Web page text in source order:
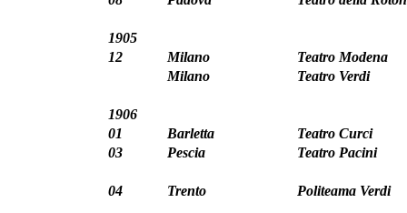
1905
12
Milano
Teatro Modena
Milano
Teatro Verdi
1906
01
Barletta
Teatro Curci
03
Pescia Teatro Pacini
04 Trento Politeama Verdi